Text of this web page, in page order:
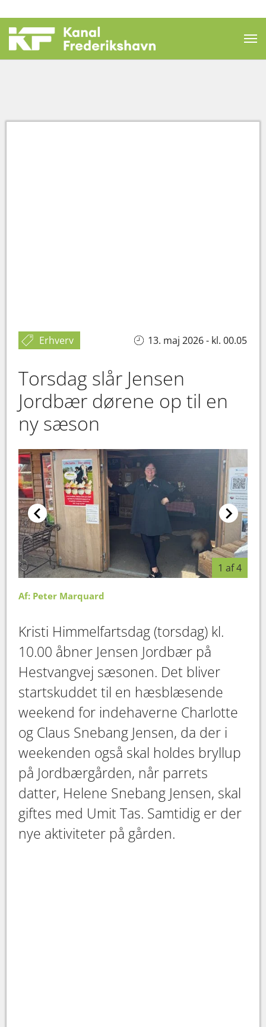
Erhverv 13. maj 2026 - kl. 00.05
Torsdag slår Jensen
Jordbær dørene op til en
ny sæson
1 af 4
Af: Peter Marquard
Kristi Himmelfartsdag (torsdag) kl.
10.00 åbner Jensen Jordbær på
Hestvangvej sæsonen. Det bliver
startskuddet til en hæsblæsende
weekend for indehaverne Charlotte
og Claus Snebang Jensen, da der i
weekenden også skal holdes bryllup
på Jordbærgården, når parrets
datter, Helene Snebang Jensen, skal
giftes med Umit Tas. Samtidig er der
nye aktiviteter på gården.